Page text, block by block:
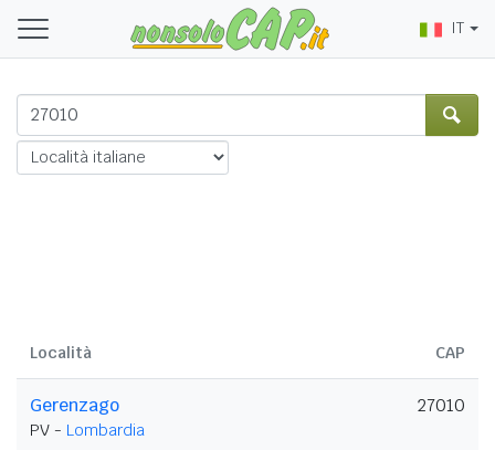
IT
Località CAP
Gerenzago
PV - Lombardia
27010